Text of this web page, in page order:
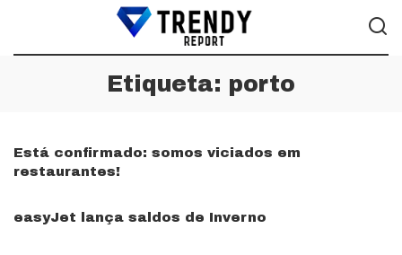
Etiqueta: porto
Está confirmado: somos viciados em
restaurantes!
easyJet lança saldos de Inverno